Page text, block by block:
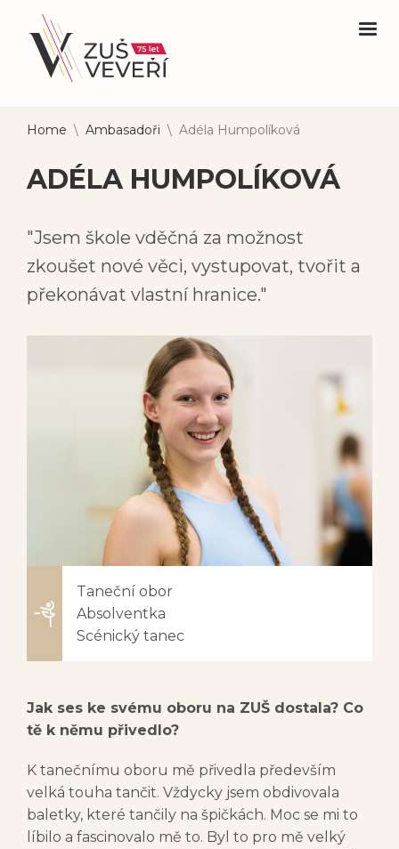
Home \ Ambasadoři \ Adéla Humpolíková
ADÉLA HUMPOLÍKOVÁ
"Jsem škole vděčná za možnost
zkoušet nové věci, vystupovat, tvořit a
překonávat vlastní hranice."
Taneční obor
Absolventka
Scénický tanec
Jak ses ke svému oboru na ZUŠ dostala? Co
tě k němu přivedlo?
K tanečnímu oboru mě přivedla především
velká touha tančit. Vždycky jsem obdivovala
baletky, které tančily na špičkách. Moc se mi to
líbilo a fascinovalo mě to. Byl to pro mě velký